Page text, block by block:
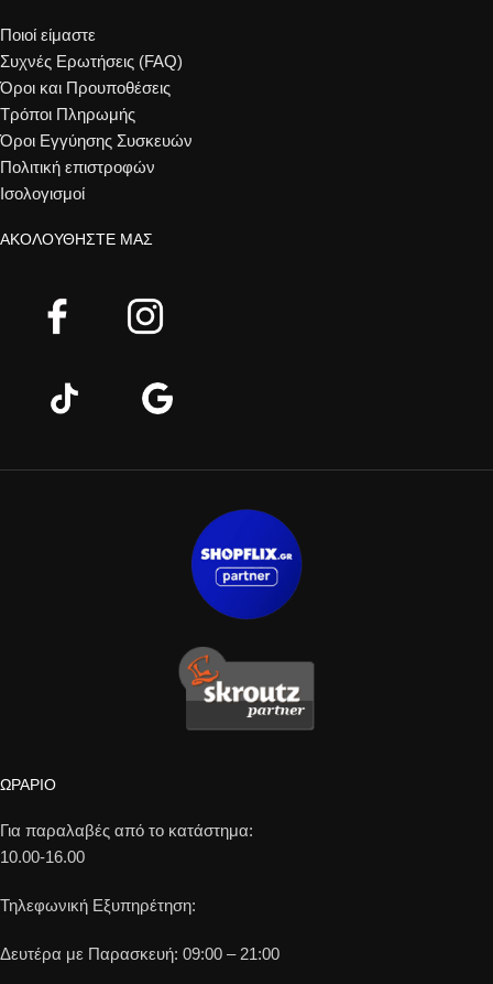
Ποιοί είμαστε
Συχνές Ερωτήσεις (FAQ)
Όροι και Προυποθέσεις
Τρόποι Πληρωμής
Όροι Εγγύησης Συσκευών
Πολιτική επιστροφών
Ισολογισμοί
ΑΚΟΛΟΥΘΉΣΤΕ ΜΑΣ
ΩΡΑΡΙΟ
Για παραλαβές από το κατάστημα:
10.00-16.00
Τηλεφωνική Εξυπηρέτηση:
Δευτέρα με Παρασκευή: 09:00 – 21:00